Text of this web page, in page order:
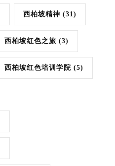
西柏坡精神 (31)
西柏坡红色之旅 (3)
西柏坡红色培训学院 (5)